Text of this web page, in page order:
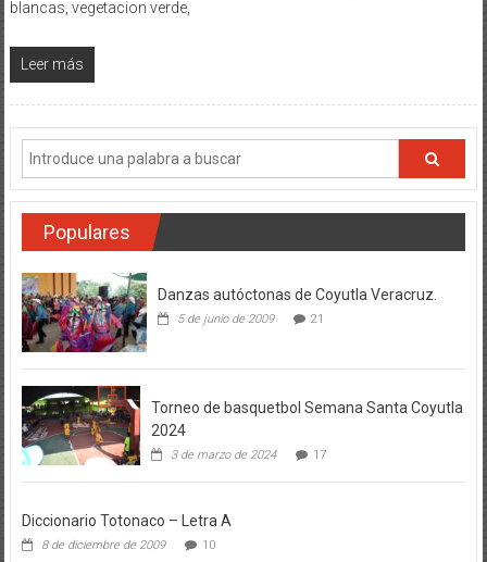
blancas, vegetacion verde,
Leer más
Populares
Danzas autóctonas de Coyutla Veracruz.
5 de junio de 2009 21
Torneo de basquetbol Semana Santa Coyutla
2024
3 de marzo de 2024 17
Diccionario Totonaco – Letra A
8 de diciembre de 2009 10